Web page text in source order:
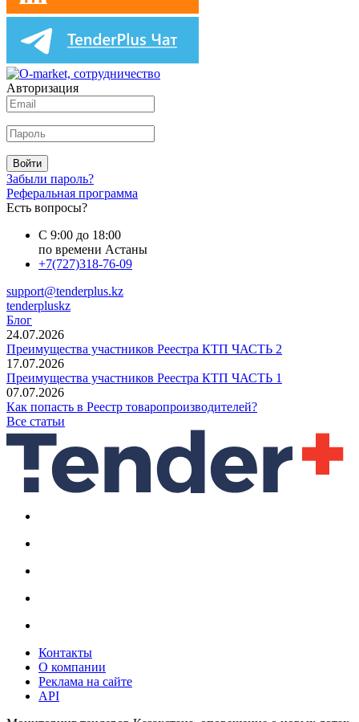
Авторизация
Войти
Забыли пароль?
Реферальная программа
Есть вопросы?
С 9:00 до 18:00
по времени Астаны
+7(727)318-76-09
support@tenderplus.kz
tenderpluskz
Блог
24.07.2026
Преимущества участников Реестра КТП ЧАСТЬ 2
17.07.2026
Преимущества участников Реестра КТП ЧАСТЬ 1
07.07.2026
Как попасть в Реестр товаропроизводителей?
Все статьи
Контакты
О компании
Реклама на сайте
API